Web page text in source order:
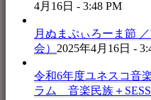
4月16日 - 3:48 PM
月ぬまぷぃろーま節
会） 2025年4月16日 -
令和6年度ユネスコ音
ラム 音楽民族＋